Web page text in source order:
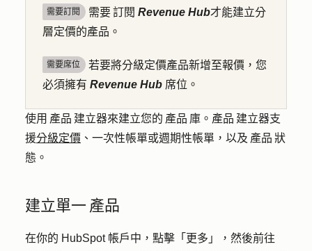
需要訂閱 需要 訂閱 Revenue Hub才能建立分
層定價的產品。
需要席位
若要將分級定價產品新增至報價，您
必須擁有 Revenue Hub 席位。
使用 產品 建立器來建立您的 產品 庫。產品 建立器支
援分級定價 、一次性帳單或週期性帳單，以及 產品 狀
態。
建立單一 產品
在你的 HubSpot 帳戶中，點擊 「更多」
，然後前往